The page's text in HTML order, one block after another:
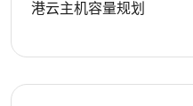
港云主机容量规划